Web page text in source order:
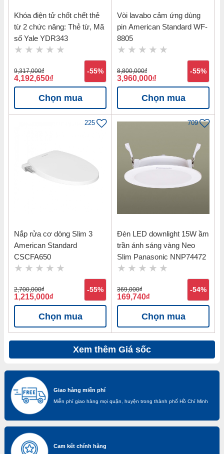
Khóa điện tử chốt chết thẻ
từ 2 chức năng: Thẻ từ, Mã
số Yale YDR343
9,317,000đ
4,192,650đ
-55%
Chọn mua
Vòi lavabo cảm ứng dùng
pin American Standard WF-
8805
8,800,000đ
3,960,000đ
-55%
Chọn mua
225
Nắp rửa cơ dòng Slim 3
American Standard
CSCFA650
2,700,000đ
1,215,000đ
-55%
Chọn mua
709
Đèn LED downlight 15W ầm
trần ánh sáng vàng Neo
Slim Panasonic NNP74472
369,000đ
169,740đ
-54%
Chọn mua
Xem thêm Giá sốc
Giao hàng miễn phí
Miễn phí giao hàng mọi quận, huyện trong thành phố Hồ Chí Minh
Cam kết chính hãng